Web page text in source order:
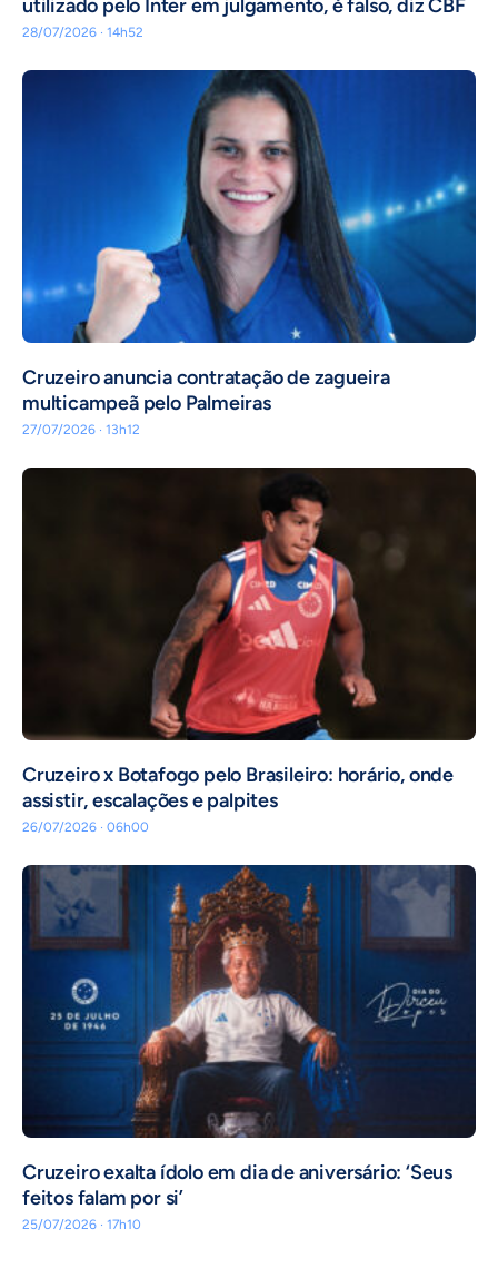
utilizado pelo Inter em julgamento, é falso, diz CBF
28/07/2026 · 14h52
Cruzeiro anuncia contratação de zagueira
multicampeã pelo Palmeiras
27/07/2026 · 13h12
Cruzeiro x Botafogo pelo Brasileiro: horário, onde
assistir, escalações e palpites
26/07/2026 · 06h00
Cruzeiro exalta ídolo em dia de aniversário: ‘Seus
feitos falam por si’
25/07/2026 · 17h10